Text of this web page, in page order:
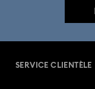
SERVICE CLIENTÈLE